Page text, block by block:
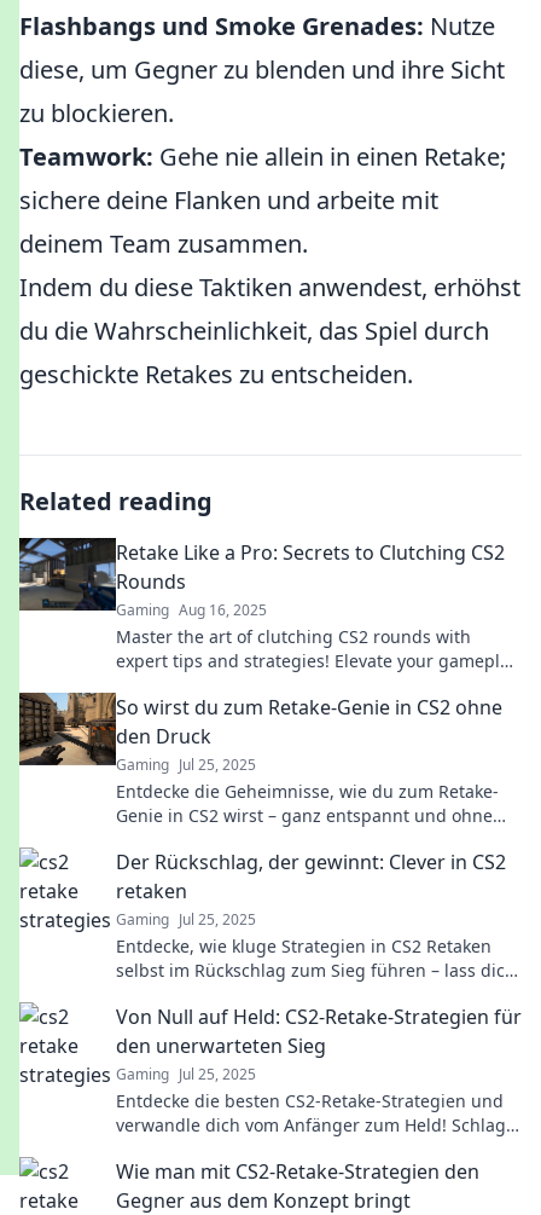
Flashbangs und Smoke Grenades: Nutze
diese, um Gegner zu blenden und ihre Sicht
zu blockieren.
Teamwork: Gehe nie allein in einen Retake;
sichere deine Flanken und arbeite mit
deinem Team zusammen.
Indem du diese Taktiken anwendest, erhöhst
du die Wahrscheinlichkeit, das Spiel durch
geschickte Retakes zu entscheiden.
Related reading
Retake Like a Pro: Secrets to Clutching CS2
Rounds
Gaming Aug 16, 2025
Master the art of clutching CS2 rounds with
expert tips and strategies! Elevate your gameplay
So wirst du zum Retake-Genie in CS2 ohne
den Druck
Gaming Jul 25, 2025
Entdecke die Geheimnisse, wie du zum Retake-
Genie in CS2 wirst – ganz entspannt und ohne
Der Rückschlag, der gewinnt: Clever in CS2
retaken
Gaming Jul 25, 2025
Entdecke, wie kluge Strategien in CS2 Retaken
selbst im Rückschlag zum Sieg führen – lass dich
Von Null auf Held: CS2-Retake-Strategien für
den unerwarteten Sieg
Gaming Jul 25, 2025
Entdecke die besten CS2-Retake-Strategien und
verwandle dich vom Anfänger zum Held! Schlage
Wie man mit CS2-Retake-Strategien den
Gegner aus dem Konzept bringt